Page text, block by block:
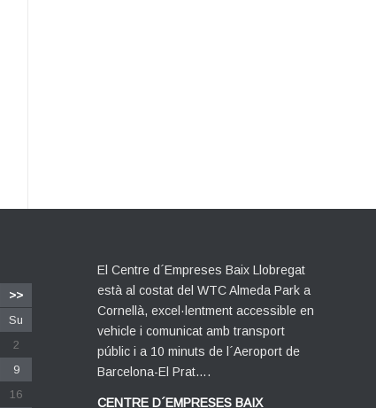
>>
Su
2
9
16
El Centre d´Empreses Baix Llobregat
està al costat del WTC Almeda Park a
Cornellà, excel·lentment accessible en
vehicle i comunicat amb transport
públic i a 10 minuts de l´Aeroport de
Barcelona-El Prat….
CENTRE D´EMPRESES BAIX